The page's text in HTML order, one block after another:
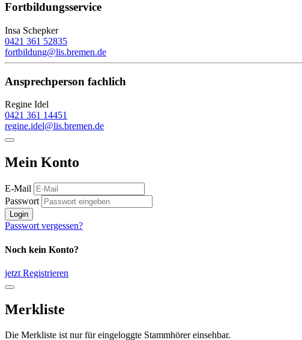
Fortbildungsservice
Insa Schepker
0421 361 52835
fortbildung@lis.bremen.de
Ansprechperson fachlich
Regine Idel
0421 361 14451
regine.idel@lis.bremen.de
Mein Konto
E-Mail
Passwort
Login
Passwort vergessen?
Noch kein Konto?
jetzt Registrieren
Merkliste
Die Merkliste ist nur für eingeloggte Stammhörer einsehbar.